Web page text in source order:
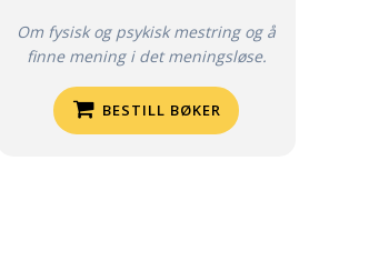
Om fysisk og psykisk mestring og å
finne mening i det meningsløse.
BESTILL BØKER